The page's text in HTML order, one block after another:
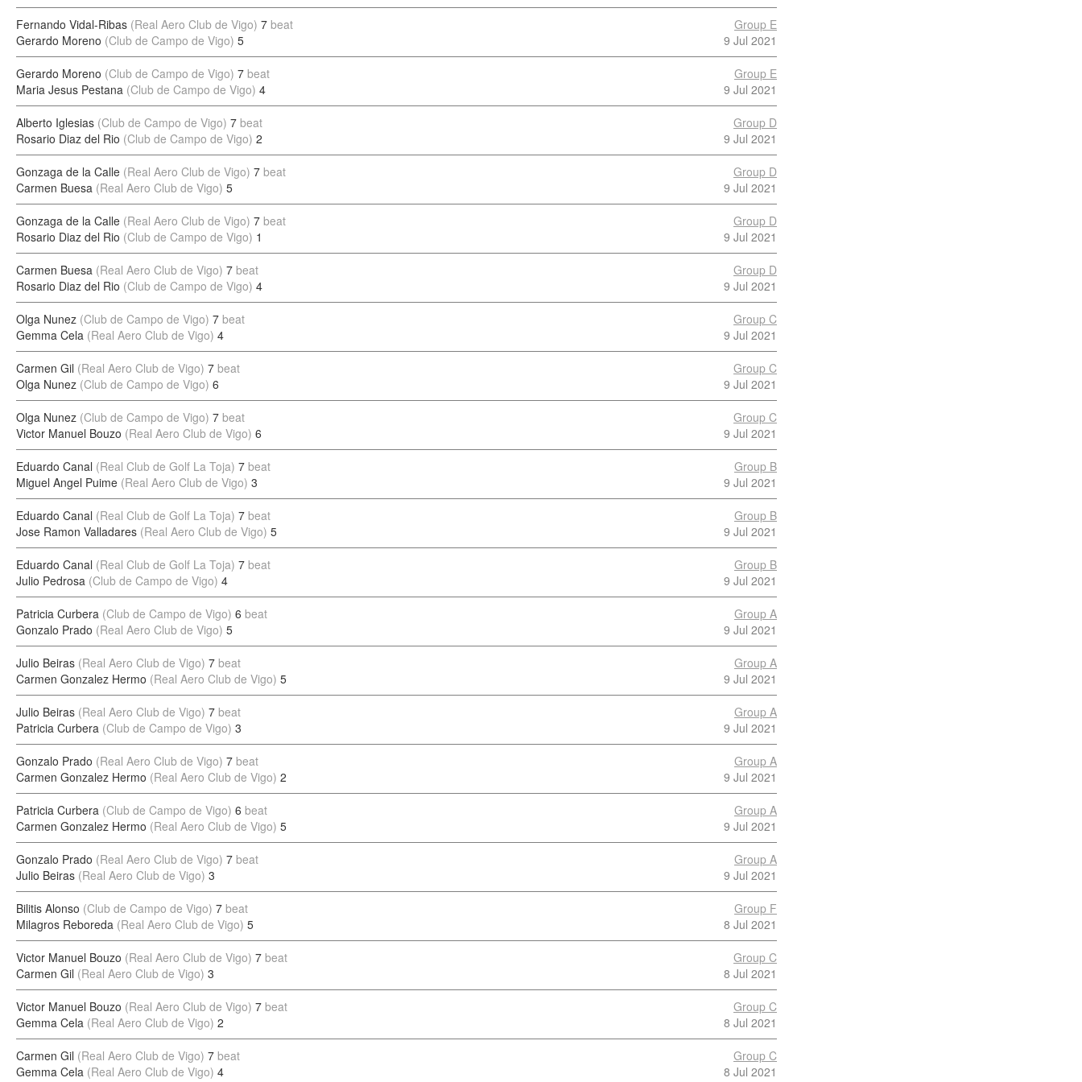
Fernando Vidal-Ribas (Real Aero Club de Vigo) 7 beat
Gerardo Moreno (Club de Campo de Vigo) 5
Group E
9 Jul 2021
Gerardo Moreno (Club de Campo de Vigo) 7 beat
Maria Jesus Pestana (Club de Campo de Vigo) 4
Group E
9 Jul 2021
Alberto Iglesias (Club de Campo de Vigo) 7 beat
Rosario Diaz del Rio (Club de Campo de Vigo) 2
Group D
9 Jul 2021
Gonzaga de la Calle (Real Aero Club de Vigo) 7 beat
Carmen Buesa (Real Aero Club de Vigo) 5
Group D
9 Jul 2021
Gonzaga de la Calle (Real Aero Club de Vigo) 7 beat
Rosario Diaz del Rio (Club de Campo de Vigo) 1
Group D
9 Jul 2021
Carmen Buesa (Real Aero Club de Vigo) 7 beat
Rosario Diaz del Rio (Club de Campo de Vigo) 4
Group D
9 Jul 2021
Olga Nunez (Club de Campo de Vigo) 7 beat
Gemma Cela (Real Aero Club de Vigo) 4
Group C
9 Jul 2021
Carmen Gil (Real Aero Club de Vigo) 7 beat
Olga Nunez (Club de Campo de Vigo) 6
Group C
9 Jul 2021
Olga Nunez (Club de Campo de Vigo) 7 beat
Victor Manuel Bouzo (Real Aero Club de Vigo) 6
Group C
9 Jul 2021
Eduardo Canal (Real Club de Golf La Toja) 7 beat
Miguel Angel Puime (Real Aero Club de Vigo) 3
Group B
9 Jul 2021
Eduardo Canal (Real Club de Golf La Toja) 7 beat
Jose Ramon Valladares (Real Aero Club de Vigo) 5
Group B
9 Jul 2021
Eduardo Canal (Real Club de Golf La Toja) 7 beat
Julio Pedrosa (Club de Campo de Vigo) 4
Group B
9 Jul 2021
Patricia Curbera (Club de Campo de Vigo) 6 beat
Gonzalo Prado (Real Aero Club de Vigo) 5
Group A
9 Jul 2021
Julio Beiras (Real Aero Club de Vigo) 7 beat
Carmen Gonzalez Hermo (Real Aero Club de Vigo) 5
Group A
9 Jul 2021
Julio Beiras (Real Aero Club de Vigo) 7 beat
Patricia Curbera (Club de Campo de Vigo) 3
Group A
9 Jul 2021
Gonzalo Prado (Real Aero Club de Vigo) 7 beat
Carmen Gonzalez Hermo (Real Aero Club de Vigo) 2
Group A
9 Jul 2021
Patricia Curbera (Club de Campo de Vigo) 6 beat
Carmen Gonzalez Hermo (Real Aero Club de Vigo) 5
Group A
9 Jul 2021
Gonzalo Prado (Real Aero Club de Vigo) 7 beat
Julio Beiras (Real Aero Club de Vigo) 3
Group A
9 Jul 2021
Bilitis Alonso (Club de Campo de Vigo) 7 beat
Milagros Reboreda (Real Aero Club de Vigo) 5
Group F
8 Jul 2021
Victor Manuel Bouzo (Real Aero Club de Vigo) 7 beat
Carmen Gil (Real Aero Club de Vigo) 3
Group C
8 Jul 2021
Victor Manuel Bouzo (Real Aero Club de Vigo) 7 beat
Gemma Cela (Real Aero Club de Vigo) 2
Group C
8 Jul 2021
Carmen Gil (Real Aero Club de Vigo) 7 beat
Gemma Cela (Real Aero Club de Vigo) 4
Group C
8 Jul 2021